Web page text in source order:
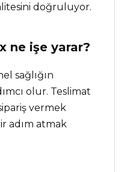
doğruluyor.
ne işe yarar?
sağlığın
olur. Teslimat
vermek
adım atmak